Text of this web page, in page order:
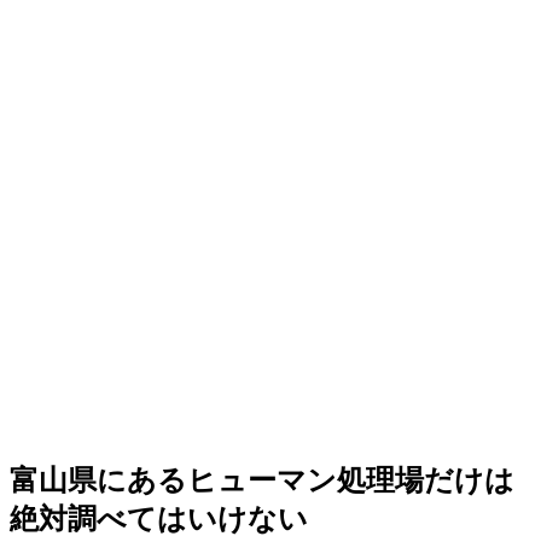
富山県にあるヒューマン処理場だけは
絶対調べてはいけない